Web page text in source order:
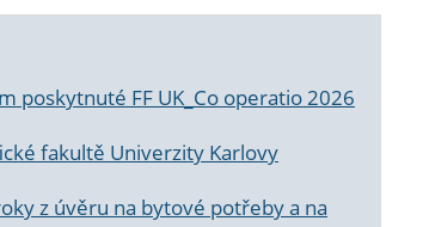
poskytnuté FF UK_Co operatio 2026
fakultě Univerzity Karlovy
z úvěru na bytové potřeby a na